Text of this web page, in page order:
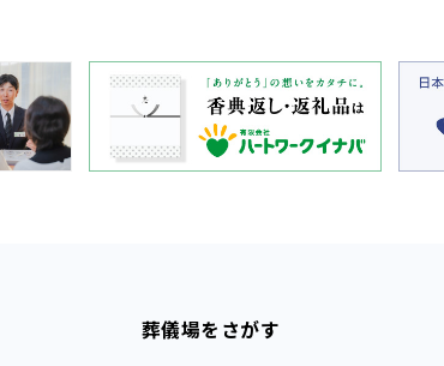
葬儀場をさがす